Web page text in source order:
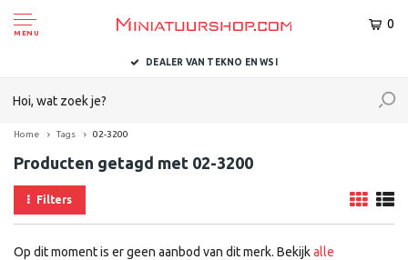
MENU
0
DEALER VAN TEKNO EN WSI
Home Tags 02-3200
Producten getagd met 02-3200
Filters
Op dit moment is er geen aanbod van dit merk. Bekijkalle